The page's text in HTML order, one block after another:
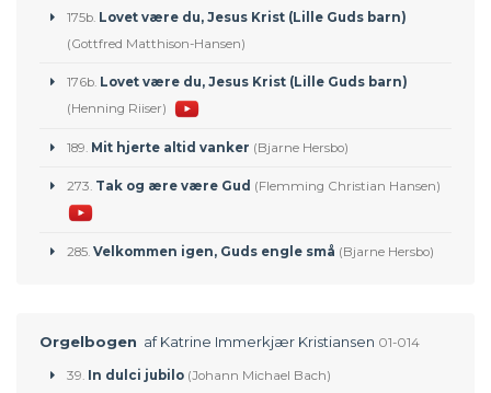
175b. Lovet være du, Jesus Krist (Lille Guds barn)
(Gottfred Matthison-Hansen)
176b. Lovet være du, Jesus Krist (Lille Guds barn)
(Henning Riiser)
189. Mit hjerte altid vanker (Bjarne Hersbo)
273. Tak og ære være Gud (Flemming Christian Hansen)
285. Velkommen igen, Guds engle små (Bjarne Hersbo)
Orgelbogen af Katrine Immerkjær Kristiansen 01-014
39. In dulci jubilo(Johann Michael Bach)